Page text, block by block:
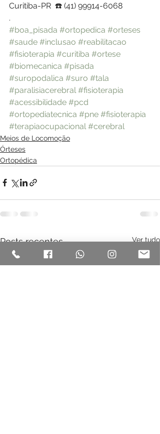
Curitiba-PR  ☎️ (41) 99914-6068
.
#boa_pisada #ortopedica #orteses
#saude #inclusao #reabilitacao
#fisioterapia #curitiba #ortese
#biomecanica #pisada
#suropodalica #suro #tala
#paralisiacerebral #fisioterapia
#acessibilidade #pcd
#ortopediatecnica #pne #fisioterapia
#terapiaocupacional #cerebral
Meios de Locomoção
Órteses
Ortopédica
Posts recentes Ver tudo